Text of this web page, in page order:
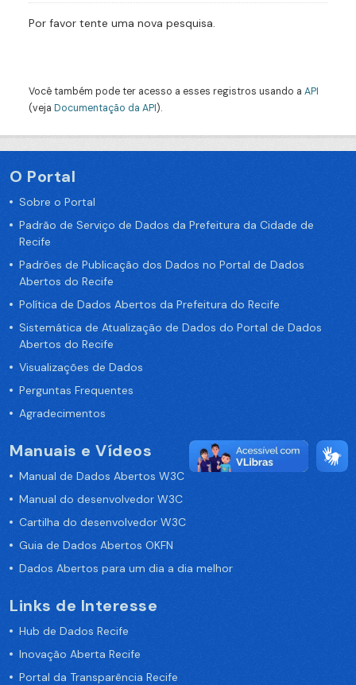
Por favor tente uma nova pesquisa.
Você também pode ter acesso a esses registros usando a API
(veja Documentação da API).
O Portal
Sobre o Portal
Padrão de Serviço de Dados da Prefeitura da Cidade de
Recife
Padrões de Publicação dos Dados no Portal de Dados
Abertos do Recife
Política de Dados Abertos da Prefeitura do Recife
Sistemática de Atualização de Dados do Portal de Dados
Abertos do Recife
Visualizações de Dados
Perguntas Frequentes
Agradecimentos
Manuais e Vídeos
Manual de Dados Abertos W3C
Manual do desenvolvedor W3C
Cartilha do desenvolvedor W3C
Guia de Dados Abertos OKFN
Dados Abertos para um dia a dia melhor
Links de Interesse
Hub de Dados Recife
Inovação Aberta Recife
Portal da Transparência Recife